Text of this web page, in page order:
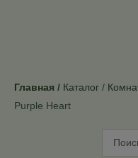
Главная Каталог
Purple Heart